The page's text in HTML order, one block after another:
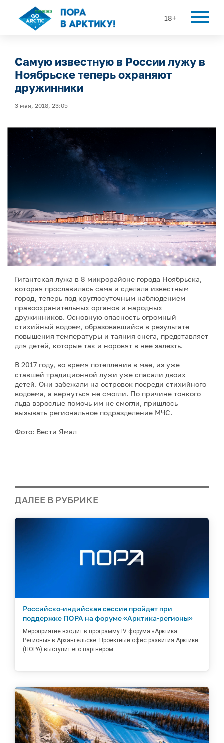
18+
Самую известную в России лужу в
Ноябрьске теперь охраняют
дружинники
3 мая, 2018, 23:05
Гигантская лужа в 8 микрорайоне города Ноябрьска,
которая прославилась сама и сделала известным
город, теперь под круглосуточным наблюдением
правоохранительных органов и народных
дружинников. Основную опасность огромный
стихийный водоем, образовавшийся в результате
повышения температуры и таяния снега, представляет
для детей, которые так и норовят в нее залезть.
В 2017 году, во время потепления в мае, из уже
ставшей традиционной лужи уже спасали двоих
детей. Они забежали на островок посреди стихийного
водоема, а вернуться не смогли. По причине тонкого
льда взрослые помочь им не смогли, пришлось
вызывать региональное подразделение МЧС.
Фото: Вести Ямал
ДАЛЕЕ В РУБРИКЕ
Российско-индийская сессия пройдет при
поддержке ПОРА на форуме «Арктика-регионы»
Мероприятие входит в программу IV форума «Арктика –
Регионы» в Архангельске. Проектный офис развития Арктики
(ПОРА) выступит его партнером